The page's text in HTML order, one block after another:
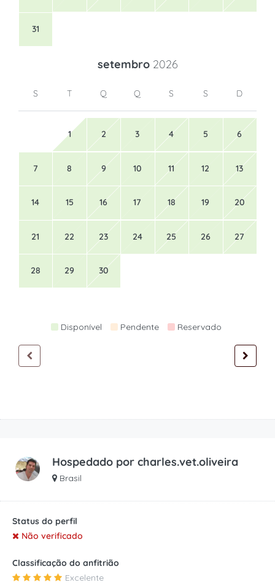
31
setembro 2026
S T Q Q S S D
1 2 3 4 5 6
7 8 9 10 11 12 13
14 15 16 17 18 19 20
21 22 23 24 25 26 27
28 29 30
Disponível Pendente Reservado
Hospedado por charles.vet.oliveira
Brasil
Status do perfil
Não verificado
Classificação do anfitrião
Excelente